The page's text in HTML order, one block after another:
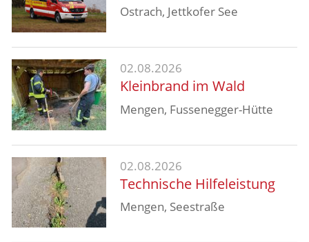
Ostrach, Jettkofer See
02.08.2026
Kleinbrand im Wald
Mengen, Fussenegger-Hütte
02.08.2026
Technische Hilfeleistung
Mengen, Seestraße